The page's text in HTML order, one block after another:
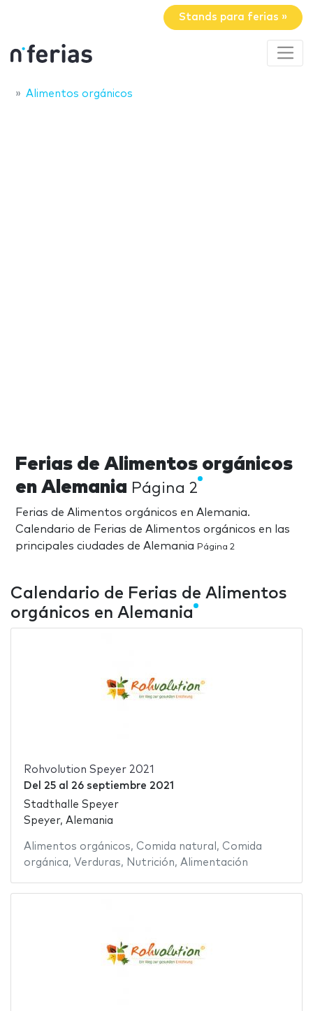
Stands para ferias »
Alimentos orgánicos
Ferias de Alimentos orgánicos
en Alemania Página 2
Ferias de Alimentos orgánicos en Alemania.
Calendario de Ferias de Alimentos orgánicos en las
principales ciudades de Alemania Página 2
Calendario de Ferias de Alimentos
orgánicos en Alemania
Rohvolution Speyer 2021
Del 25al 26 septiembre 2021
Stadthalle Speyer
Speyer, Alemania
Alimentos orgánicos, Comida natural , Comida
orgánica, Verduras, Nutrición, Alimentación